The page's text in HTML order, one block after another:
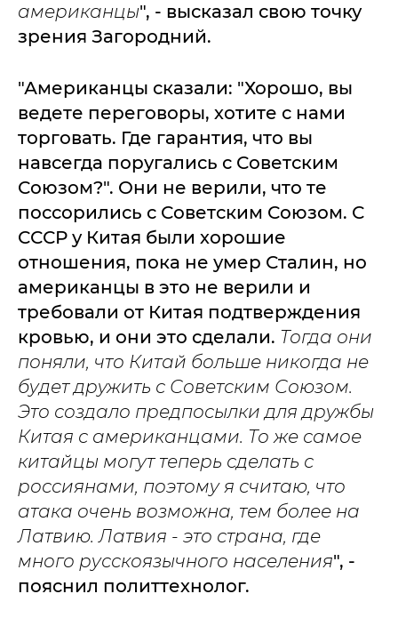
американцы", - высказал свою точку
зрения Загородний.
"Американцы сказали: "Хорошо, вы
ведете переговоры, хотите с нами
торговать. Где гарантия, что вы
навсегда поругались с Советским
Союзом?". Они не верили, что те
поссорились с Советским Союзом. С
СССР у Китая были хорошие
отношения, пока не умер Сталин, но
американцы в это не верили и
требовали от Китая подтверждения
кровью, и они это сделали. Тогда они
поняли, что Китай больше никогда не
будет дружить с Советским Союзом.
Это создало предпосылки для дружбы
Китая с американцами. То же самое
китайцы могут теперь сделать с
россиянами, поэтому я считаю, что
атака очень возможна, тем более на
Латвию. Латвия - это страна, где
много русскоязычного населения", -
пояснил политтехнолог.